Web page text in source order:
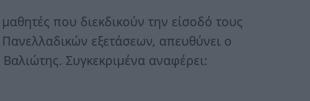
που διεκδικούν την είσοδό τους
εξετάσεων, απευθύνει ο
Συγκεκριμένα αναφέρει: